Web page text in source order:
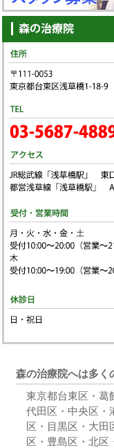
森の治療院へは多く
東京都台東区・葛
代田区・中央区・
区・目黒区・大田
区・豊島区・北区